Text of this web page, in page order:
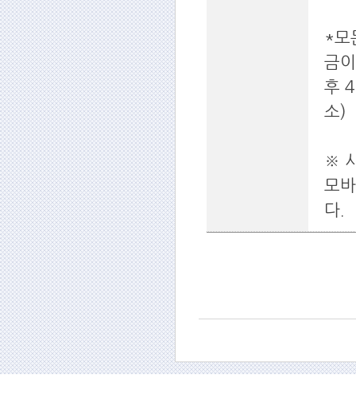
*모
금
후
소)
※
모
다.